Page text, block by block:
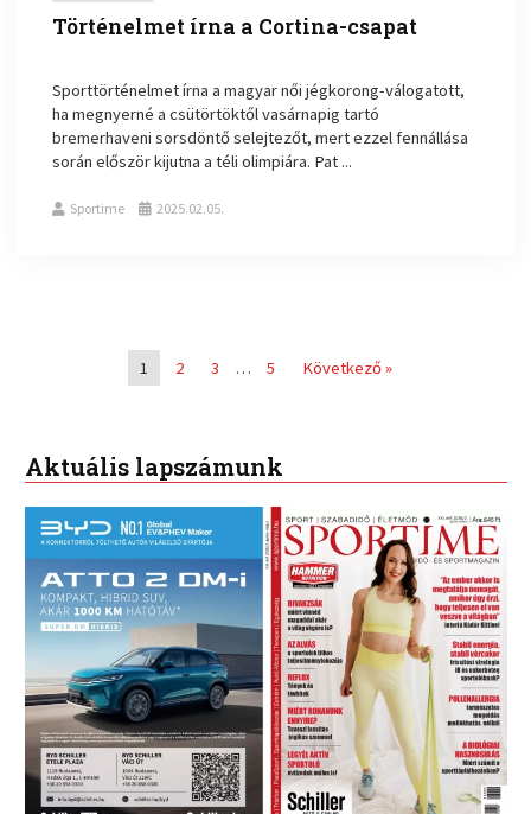
Történelmet írna a Cortina-csapat
Sporttörténelmet írna a magyar női jégkorong-válogatott,
ha megnyerné a csütörtöktől vasárnapig tartó
bremerhaveni sorsdöntő selejtezőt, mert ezzel fennállása
során először kijutna a téli olimpiára. Pat ...
Sportime 2025.02.05.
1 2 3 … 5 Következő »
Aktuális lapszámunk